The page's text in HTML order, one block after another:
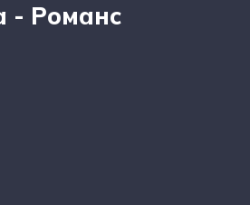
- Романс